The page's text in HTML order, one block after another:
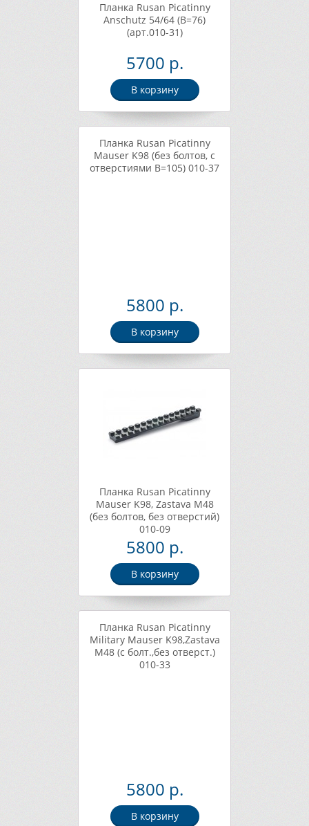
Планка Rusan Picatinny
Anschutz 54/64 (B=76)
(арт.010-31)
5700 р.
В корзину
Планка Rusan Picatinny
Mauser K98 (без болтов, с
отверстиями B=105) 010-37
5800 р.
В корзину
Планка Rusan Picatinny
Mauser K98, Zastava M48
(без болтов, без отверстий)
010-09
5800 р.
В корзину
Планка Rusan Picatinny
Military Mauser K98,Zastava
M48 (c болт.,без отверст.)
010-33
5800 р.
В корзину